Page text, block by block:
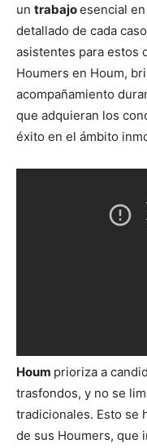
un trabajoesencial
detallado de cada
asistentes para estos
Houmers en Houm,
acompañamiento
que adquieran los
éxito en el ámbito
Houm prioriza a
trasfondos, y no se
tradicionales. Esto se
de sus Houmers, que